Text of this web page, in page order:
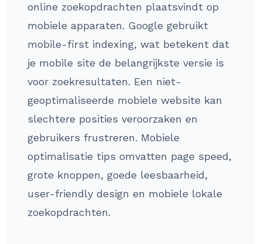
online zoekopdrachten plaatsvindt op
mobiele apparaten. Google gebruikt
mobile-first indexing, wat betekent dat
je mobile site de belangrijkste versie is
voor zoekresultaten. Een niet-
geoptimaliseerde mobiele website kan
slechtere posities veroorzaken en
gebruikers frustreren. Mobiele
optimalisatie tips omvatten page speed,
grote knoppen, goede leesbaarheid,
user-friendly design en mobiele lokale
zoekopdrachten.